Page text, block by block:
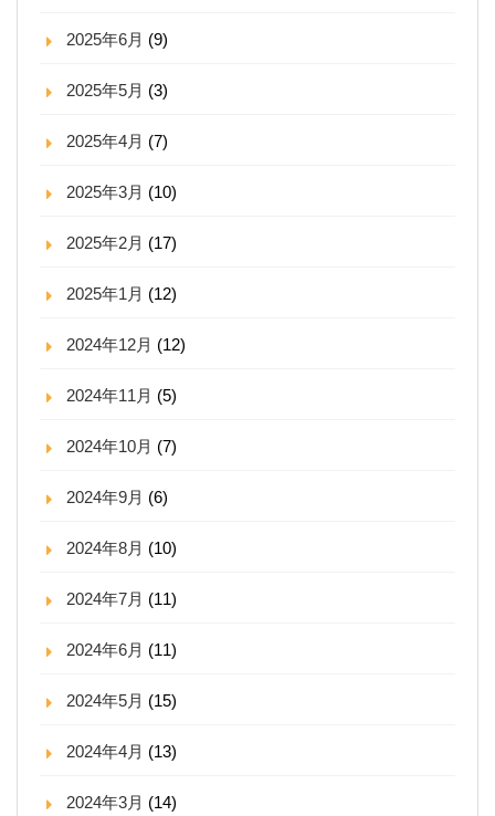
2025年6月 (9)
2025年5月 (3)
2025年4月 (7)
2025年3月 (10)
2025年2月 (17)
2025年1月 (12)
2024年12月 (12)
2024年11月 (5)
2024年10月 (7)
2024年9月 (6)
2024年8月 (10)
2024年7月 (11)
2024年6月 (11)
2024年5月 (15)
2024年4月 (13)
2024年3月 (14)